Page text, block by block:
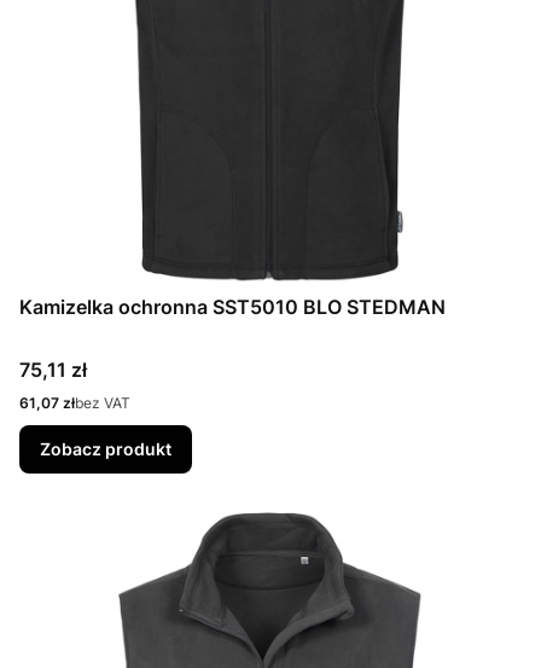
Kamizelka ochronna SST5010 BLO STEDMAN
Cena
75,11 zł
Cena
61,07 złbez VAT
Zobacz produkt